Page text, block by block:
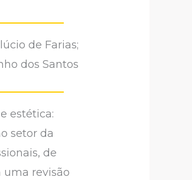
de Farias;
dos Santos
estética:
setor da
de
uma revisão